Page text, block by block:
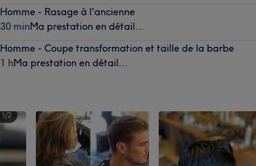
Homme - Rasage à l'ancienne
30 minMa prestation en détail...
Homme - Coupe transformation et taille de la barbe
1 hMa prestation en détail...